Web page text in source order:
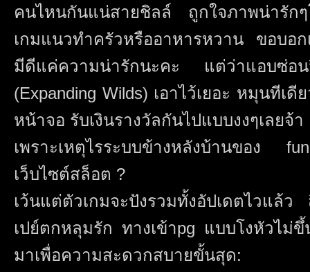
คนไหนกันแน่สายชิลล์ ถูกใจภาพน่ารัก
เกมแนวทำครัวหรืออาหารหวาน ขอบอก
มีดีแค่ความน่ารักนะคะ แต่ว่าแอบซ่อน
(Expanding Wilds) เอาไว้เยอะ หมุนที
หน้าจอ รับเงินรางวัลกันไปแบบงงๆเลยจ้า
เพราะเหตุไรระบบข้างหลังบ้านของ
เว็บไซต์สล็อต ?
เว้นแต่ตัวเกมจะปังรวมทั้งอัปเดตไวแล้
เปย์ตกหลุมรัก ทางเข้าpg แบบโงหัวไม่
มาเพื่อความสะดวกสบายขั้นสุด: